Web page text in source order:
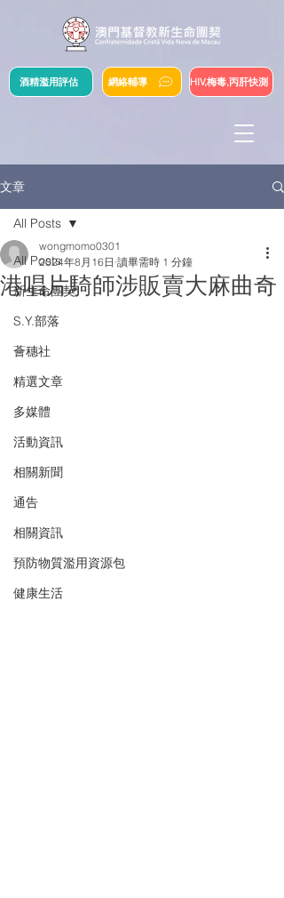
網絡輔導
酒精濫用評估 HIV,梅毒,丙肝快測
文章
All Posts
新生命團契
S.Y.部落
薈穗社
精選文章
多媒體
活動資訊
相關新聞
通告
相關資訊
預防物質濫用資源包
健康生活
All Posts
港唱片騎師涉販賣大麻曲奇
wongmomo0301
2024年8月16日 讀畢需時 1 分鐘